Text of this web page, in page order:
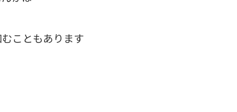
こともあります